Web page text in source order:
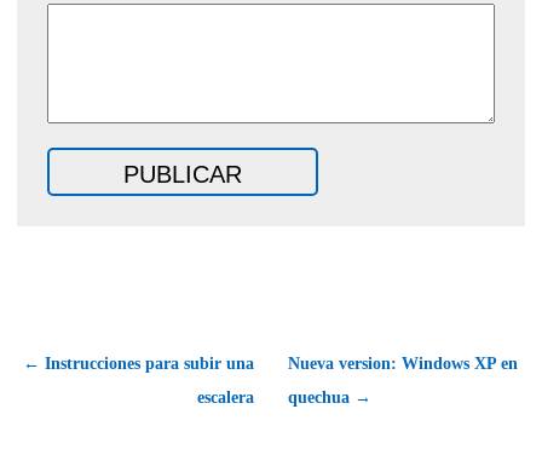
← Instrucciones para subir una
escalera
Nueva version: Windows XP en
quechua →